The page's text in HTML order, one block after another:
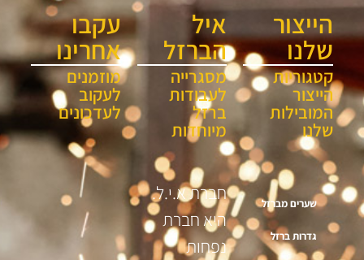
הייצור
שלנו
קטגוריות
הייצור
המובילות
שלנו
שערים מברזל
גדרות ברזל
איל
הברזל
מסגרייה
לעבודות
ברזל
מיוחדות
חברת א.י.ל.
היא חברת
נפחות
עקבו
אחרינו
מוזמנים
לעקוב
לעדכונים